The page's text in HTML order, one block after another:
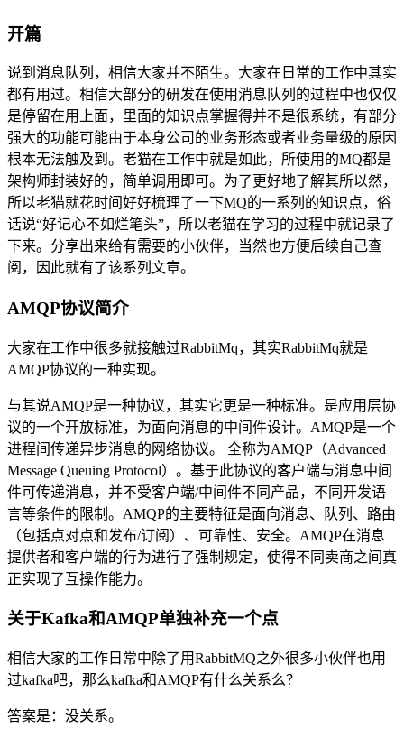
开篇
说到消息队列，相信大家并不陌生。大家在日常的工作中其实
都有用过。相信大部分的研发在使用消息队列的过程中也仅仅
是停留在用上面，里面的知识点掌握得并不是很系统，有部分
强大的功能可能由于本身公司的业务形态或者业务量级的原因
根本无法触及到。老猫在工作中就是如此，所使用的MQ都是
架构师封装好的，简单调用即可。为了更好地了解其所以然，
所以老猫就花时间好好梳理了一下MQ的一系列的知识点，俗
话说“好记心不如烂笔头”，所以老猫在学习的过程中就记录了
下来。分享出来给有需要的小伙伴，当然也方便后续自己查
阅，因此就有了该系列文章。
AMQP协议简介
大家在工作中很多就接触过RabbitMq，其实RabbitMq就是
AMQP协议的一种实现。
与其说AMQP是一种协议，其实它更是一种标准。是应用层协
议的一个开放标准，为面向消息的中间件设计。AMQP是一个
进程间传递异步消息的网络协议。 全称为AMQP（Advanced
Message Queuing Protocol）。基于此协议的客户端与消息中间
件可传递消息，并不受客户端/中间件不同产品，不同开发语
言等条件的限制。AMQP的主要特征是面向消息、队列、路由
（包括点对点和发布/订阅）、可靠性、安全。AMQP在消息
提供者和客户端的行为进行了强制规定，使得不同卖商之间真
正实现了互操作能力。
关于Kafka和AMQP单独补充一个点
相信大家的工作日常中除了用RabbitMQ之外很多小伙伴也用
过kafka吧，那么kafka和AMQP有什么关系么？
答案是：没关系。